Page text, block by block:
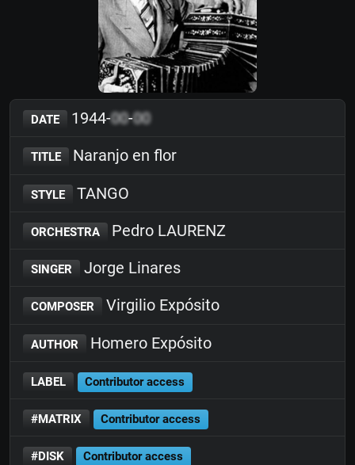
DATE 1944-00-00
TITLE Naranjo en flor
STYLE TANGO
ORCHESTRA Pedro LAURENZ
SINGER Jorge Linares
COMPOSER Virgilio Expósito
AUTHOR Homero Expósito
LABEL Contributor access
#MATRIX Contributor access
#DISK Contributor access